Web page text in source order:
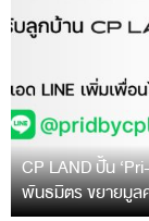
CP LAND ปั้น
พันธมิตร ขยายมูล